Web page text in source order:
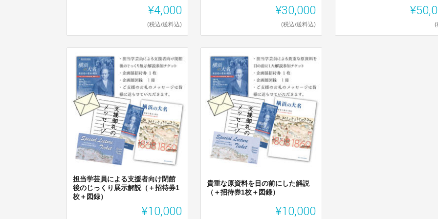
¥4,000
(税込/送料込)
¥30,000
(税込/送料込) (
担当学芸員による支援者向け閉館
後のじっくり展示解説（＋招待券1
枚＋図録）
¥10,000
貴重な原資料を目の前にした解説
（＋招待券1枚＋図録）
¥10,000